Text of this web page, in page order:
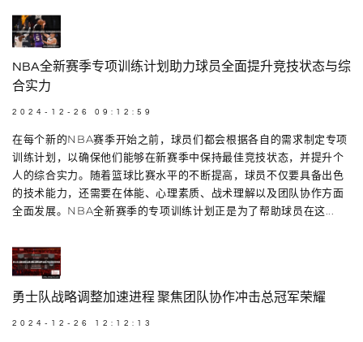
NBA全新赛季专项训练计划助力球员全面提升竞技状态与综
合实力
2024-12-26 09:12:59
在每个新的NBA赛季开始之前，球员们都会根据各自的需求制定专项
训练计划，以确保他们能够在新赛季中保持最佳竞技状态，并提升个
人的综合实力。随着篮球比赛水平的不断提高，球员不仅要具备出色
的技术能力，还需要在体能、心理素质、战术理解以及团队协作方面
全面发展。NBA全新赛季的专项训练计划正是为了帮助球员在这...
勇士队战略调整加速进程 聚焦团队协作冲击总冠军荣耀
2024-12-26 12:12:13